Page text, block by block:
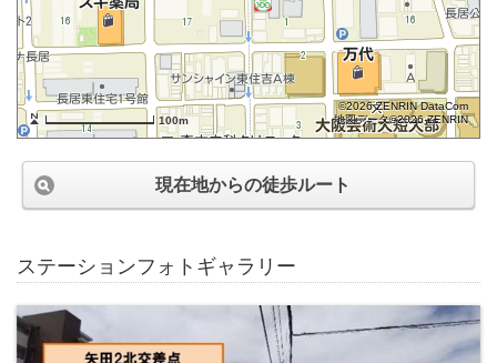
100m
©2026 ZENRIN DataCom
地図データ©2026 ZENRIN
現在地からの徒歩ルート
ステーションフォトギャラリー